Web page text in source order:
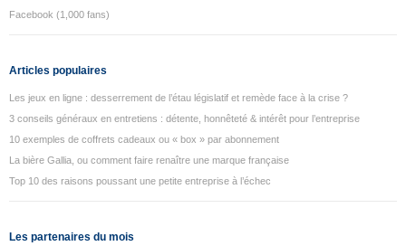
Facebook (1,000 fans)
Articles populaires
Les jeux en ligne : desserrement de l’étau législatif et remède face à la crise ?
3 conseils généraux en entretiens : détente, honnêteté & intérêt pour l’entreprise
10 exemples de coffrets cadeaux ou « box » par abonnement
La bière Gallia, ou comment faire renaître une marque française
Top 10 des raisons poussant une petite entreprise à l’échec
Les partenaires du mois